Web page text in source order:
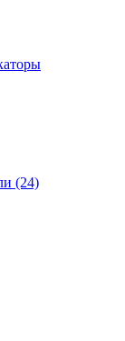
(24)